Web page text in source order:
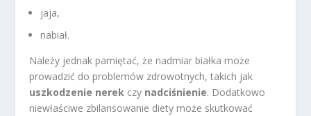
jaja,
nabiał.
Należy jednak pamiętać, że nadmiar białka może
prowadzić do problemów zdrowotnych, takich jak
uszkodzenie nerek czy nadciśnienie. Dodatkowo
niewłaściwe zbilansowanie diety może skutkować